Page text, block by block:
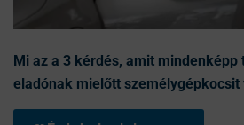
Mi az a 3 kérdés, amit mindenképp
eladónak mielőtt személygépkocsit